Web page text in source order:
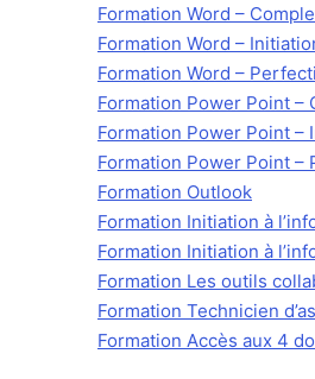
Formation Word –
Formation Word –
Formation Word –
Formation Power Point –
Formation Power Point –
Formation Power Point
Formation Outlook
Formation Initiation à
Formation Initiation à
Formation Les outils
Formation Technicien
Formation Accès aux 4